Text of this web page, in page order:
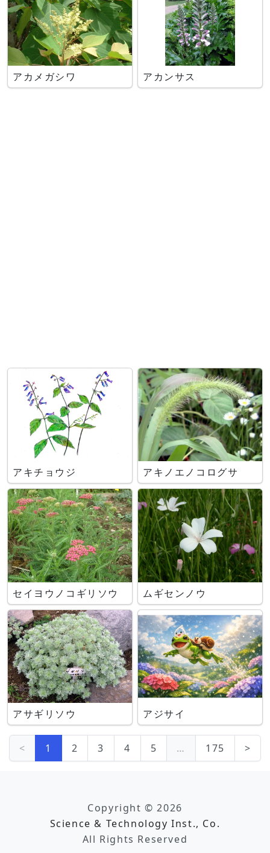
アカメガシワ アカンサス
アキチョウジ アキノエノコログサ
セイヨウノコギリソウ ムギセンノウ
アサギリソウ アジサイ
< 1 2 3 4 5 … 175 >
Copyright © 2026
Science & Technology Inst., Co.
All Rights Reserved